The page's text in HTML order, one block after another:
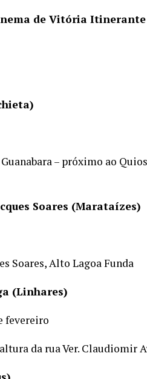
de Vitória Itinerante
Guanabara – próximo ao
Soares (Marataízes)
Soares, Alto Lagoa Funda
(Linhares)
fevereiro
da rua Ver. Claudiomir